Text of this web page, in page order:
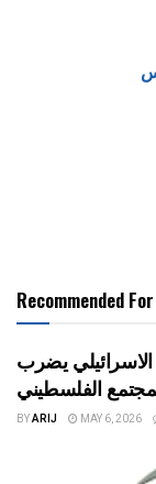
Recommended
يضرب
الفلسطيني
BYARIJ MAY 6, 2026